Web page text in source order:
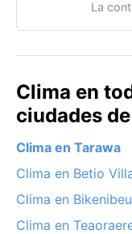
La
Clima en
ciudades
Clima en Tarawa
Clima en Betio
Clima en
Clima en